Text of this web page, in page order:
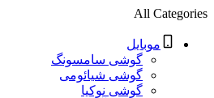
All Categories
موبایل
گوشی سامسونگ
گوشی شیائومی
گوشی نوکیا